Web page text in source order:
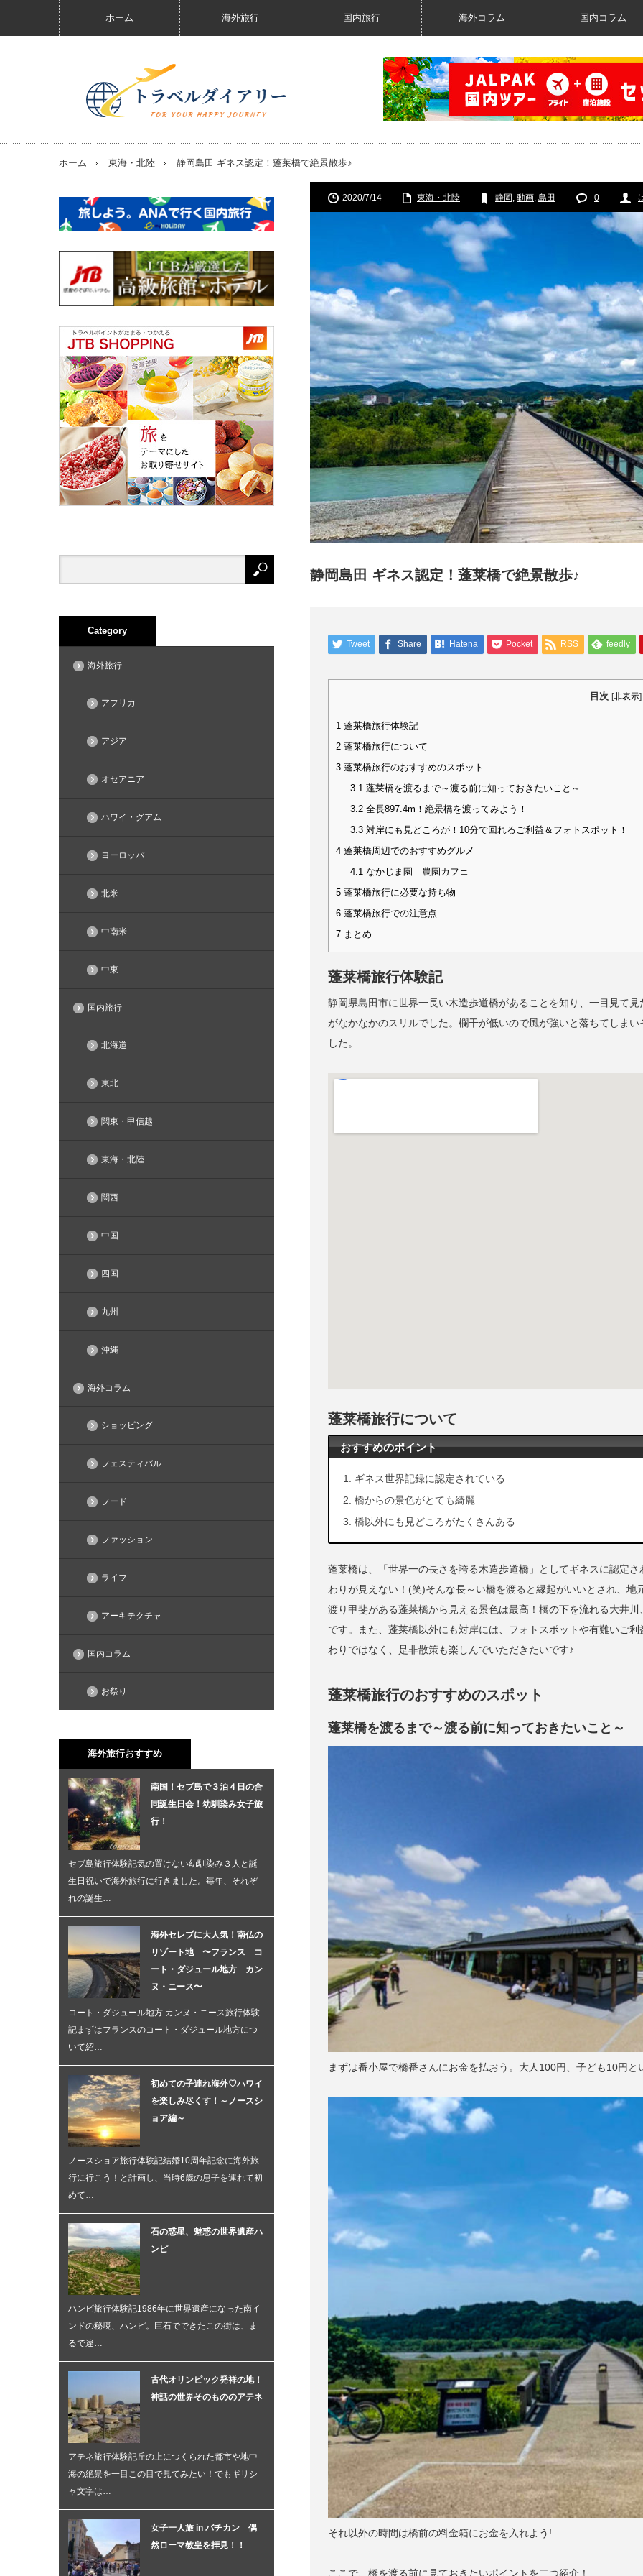
ホーム 海外旅行 国内旅行 海外コラム 国内コラム
ホーム 東海・北陸 静岡島田 ギネス認定！蓬莱橋で絶景散歩♪
2020/7/14 東海・北陸 静岡 , 動画, 島田 0
静岡島田 ギネス認定！蓬莱橋で絶景散歩♪
Tweet Share Hatena Pocket RSS feedly
目次 [非表示]
1 蓬莱橋旅行体験記
2 蓬莱橋旅行について
3 蓬莱橋旅行のおすすめのスポット
3.1蓬莱橋を渡るまで～渡る前に知っておきたいこと～
3.2全長897.4m！絶景橋を渡ってみよう！
3.3対岸にも見どころが！10分で回れるご利益＆フォトスポット！
4 蓬莱橋周辺でのおすすめグルメ
4.1なかじま園 農園カフェ
5 蓬莱橋旅行に必要な持ち物
6 蓬莱橋旅行での注意点
7 まとめ
蓬莱橋旅行体験記
静岡県島田市に世界一長い木造歩道橋があることを知り、一目見て
がなかなかのスリルでした。欄干が低いので風が強いと落ちてしま
した。
蓬莱橋旅行について
おすすめのポイント
ギネス世界記録に認定されている
橋からの景色がとても綺麗
橋以外にも見どころがたくさんある
蓬莱橋は、「世界一の長さを誇る木造歩道橋」としてギネスに認定
わりが見えない！(笑)そんな長～い橋を渡ると縁起がいいとされ、地
渡り甲斐がある蓬莱橋から見える景色は最高！橋の下を流れる大井
です。また、蓬莱橋以外にも対岸には、フォトスポットや有難いご
わりではなく、是非散策も楽しんでいただきたいです♪
蓬莱橋旅行のおすすめのスポット
蓬莱橋を渡るまで～渡る前に知っておきたいこと～
まずは番小屋で橋番さんにお金を払おう。大人100円、子ども10円
それ以外の時間は橋前の料金箱にお金を入れよう!
ここで、橋を渡る前に見ておきたいポイントを二つ紹介！
Category
海外旅行
アフリカ
アジア
オセアニア
ハワイ・グアム
ヨーロッパ
北米
中南米
中東
国内旅行
北海道
東北
関東・甲信越
東海・北陸
関西
中国
四国
九州
沖縄
海外コラム
ショッピング
フェスティバル
フード
ファッション
ライフ
アーキテクチャ
国内コラム
お祭り
海外旅行おすすめ
南国！セブ島で３泊４日の合
同誕生日会！幼馴染み女子旅
行！
セブ島旅行体験記気の置けない幼馴染み３人と誕
生日祝いで海外旅行に行きました。毎年、それぞ
れの誕生…
海外セレブに大人気！南仏の
リゾート地 〜フランス コ
ート・ダジュール地方 カン
ヌ・ニース〜
コート・ダジュール地方 カンヌ・ニース旅行体験
記まずはフランスのコート・ダジュール地方につ
いて紹…
初めての子連れ海外♡ハワイ
を楽しみ尽くす！～ノースシ
ョア編～
ノースショア旅行体験記結婚10周年記念に海外旅
行に行こう！と計画し、当時6歳の息子を連れて初
めて…
石の惑星、魅惑の世界遺産ハ
ンピ
ハンピ旅行体験記1986年に世界遺産になった南イ
ンドの秘境、ハンピ。巨石でできたこの街は、ま
るで違…
古代オリンピック発祥の地！
神話の世界そのもののアテネ
アテネ旅行体験記丘の上につくられた都市や地中
海の絶景を一目この目で見てみたい！でもギリシ
ャ文字は…
女子一人旅 in バチカン 偶
然ローマ教皇を拝見！！